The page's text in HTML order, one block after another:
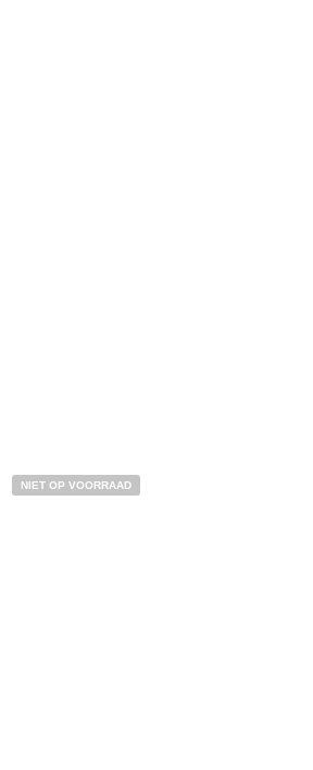
NIET OP VOORRAAD